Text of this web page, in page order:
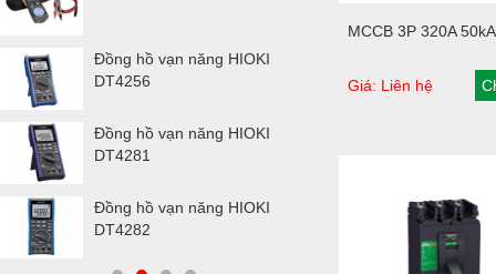
Giỏ hàng
MCCB 3P 320A 50kA
Giá: Liên hệ
Đồng hồ vạn năng HIOKI
DT4256
Đồng hồ vạn năng HIOKI
DT4281
Đồng hồ vạn năng HIOKI
DT4282
Kyoritsu